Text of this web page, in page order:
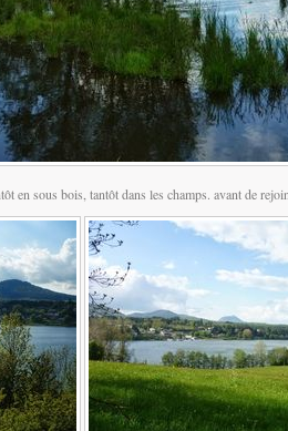
en sous bois, tantôt dans les champs. avant de